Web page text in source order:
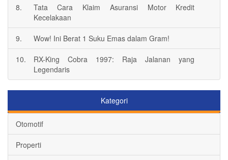
8.
Tata Cara Klaim Asuransi Motor Kredit
Kecelakaan
9. Wow! Ini Berat 1 Suku Emas dalam Gram!
10.
RX-King Cobra 1997: Raja Jalanan yang
Legendaris
Kategori
Otomotif
Properti